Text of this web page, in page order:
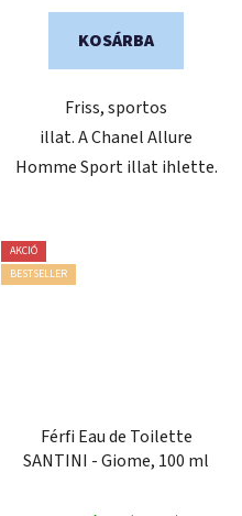
KOSÁRBA
Friss, sportos
illat. A Chanel Allure
Homme Sport illat ihlette.
AKCIÓ
BESTSELLER
Férfi Eau de Toilette
SANTINI - Giome, 100 ml